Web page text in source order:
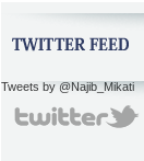
Tweets by @Najib_Mikati